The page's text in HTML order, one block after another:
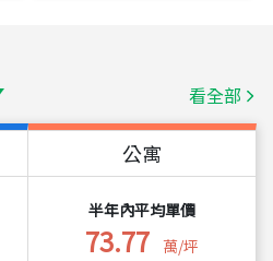
看全部
公寓
半年內平均單價
73.77 萬/坪